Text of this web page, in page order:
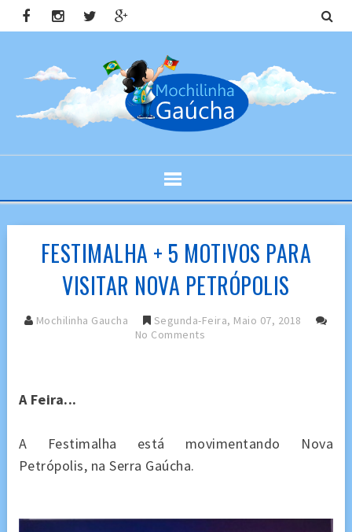
FESTIMALHA + 5 MOTIVOS PARA
VISITAR NOVA PETRÓPOLIS
Mochilinha Gaucha
Segunda-Feira, Maio 07, 2018
No Comments
A Feira...
A Festimalha está movimentando Nova
Petrópolis, na Serra Gaúcha.